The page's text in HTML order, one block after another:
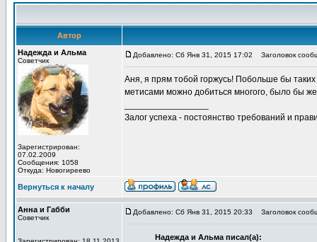
Автор
Надежда и Альма
Советчик
Зарегистрирован:
07.02.2009
Сообщения: 1058
Откуда: Новогиреево
Добавлено: Сб Янв 31, 2015 17:02 Заголовок
Аня, я прям тобой горжусь! Побольше бы
метисами можно добиться многого, было бы
Залог успеха - постоянство требований и
Вернуться к началу
Анна и Габби
Советчик
Добавлено: Сб Янв 31, 2015 20:33 Заголовок
Надежда и Альма писал(а):